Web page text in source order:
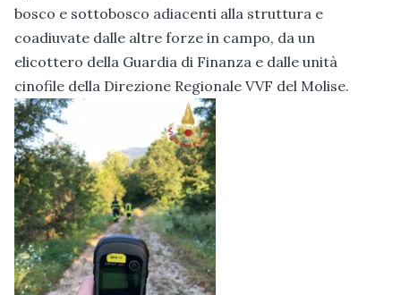
bosco e sottobosco adiacenti alla struttura e
coadiuvate dalle altre forze in campo, da un
elicottero della Guardia di Finanza e dalle unità
cinofile della Direzione Regionale VVF del Molise.